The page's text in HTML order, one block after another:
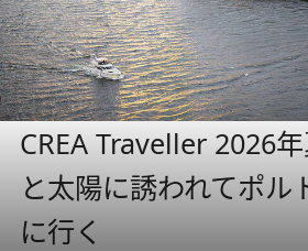
CREA Traveller 2026
と太陽に誘われてポル
に行く